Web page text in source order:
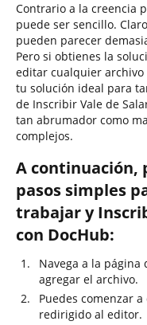
Contrario a la creencia
puede ser sencillo.
pueden parecer
Pero si obtienes la
editar cualquier archivo
tu solución ideal para
de Inscribir Vale de
tan abrumador como
complejos.
A continuación,
pasos simples
trabajar y
con DocHub:
Navega a la página
agregar el archivo.
Puedes comenzar
redirigido al editor.